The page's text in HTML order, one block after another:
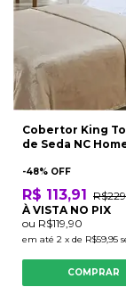
Cobertor King
de Seda NC
-48% OFF
R$ 113,91
À VISTA NO PIX
ou R$119,90
em até 2 x de R$59,95
COMPRAR